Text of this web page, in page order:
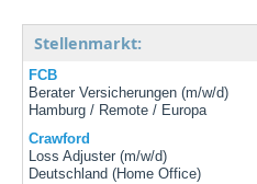
Stellenmarkt:
FCB
Berater Versicherungen (m/w/d)
Hamburg / Remote / Europa
Crawford
Loss Adjuster (m/w/d)
Deutschland (Home Office)